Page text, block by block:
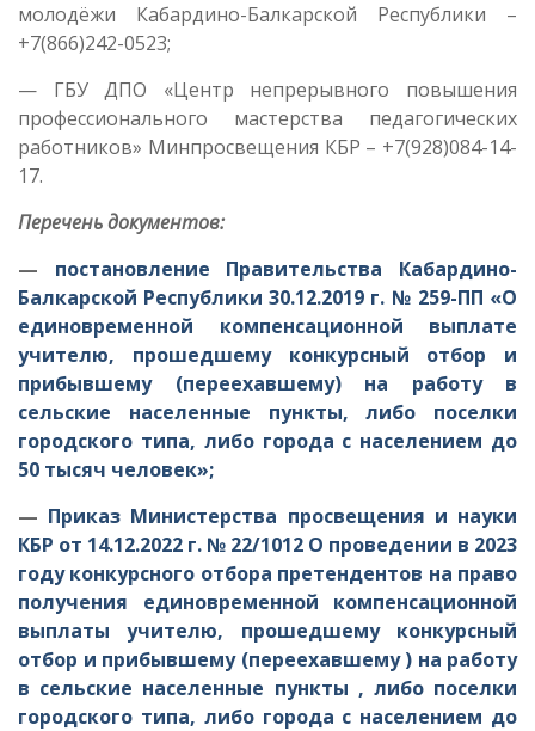
молодёжи Кабардино-Балкарской Республики –
+7(866)242-0523;
— ГБУ ДПО «Центр непрерывного повышения
профессионального мастерства педагогических
работников» Минпросвещения КБР – +7(928)084-14-
17.
Перечень документов:
— постановление Правительства Кабардино-
Балкарской Республики 30.12.2019 г. № 259-ПП «О
единовременной компенсационной выплате
учителю, прошедшему конкурсный отбор и
прибывшему (переехавшему) на работу в
сельские населенные пункты, либо поселки
городского типа, либо города с населением до
50 тысяч человек»;
— Приказ Министерства просвещения и науки
КБР от 14.12.2022 г. № 22/1012 О проведении в 2023
году конкурсного отбора претендентов на право
получения единовременной компенсационной
выплаты учителю, прошедшему конкурсный
отбор и прибывшему (переехавшему ) на работу
в сельские населенные пункты , либо поселки
городского типа, либо города с населением до